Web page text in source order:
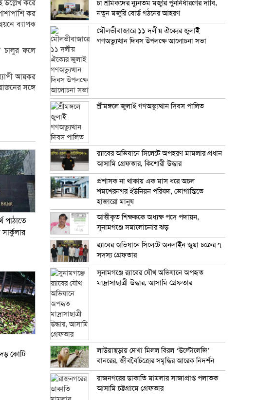
উল্লেখ করে
কর
ব্যাপক
চালুর ফলে
আয়কর
সঙ্গে
পাঠাতে
কোটি
চা শ্রমিকদের ন্যূনতম মজুরি পুনর্নির্ধারণের দাবি,
নতুন মজুরি বোর্ড গঠনের আহরণ
মৌলভীবাজারে ১১ দলীয় ঐক্যের জুলাই
গণঅভ্যুত্থান দিবস উপলক্ষে আলোচনা সভা
শ্রীমঙ্গলে জুলাই গণঅভ্যুত্থান দিবস পালিত
র‍্যাবের অভিযানে সিলেটে অপহরণ মামলার প্রধান
আসামি গ্রেফতার, কিশোরী উদ্ধার
প্রশাসক না থাকায় এক মাস ধরে অচল
শমশেরনগর ইউনিয়ন পরিষদ, ভোগান্তিতে
হাজারো মানুষ
আত্তীকৃত শিক্ষককে অধ্যক্ষ পদে পদায়ন,
সুনামগঞ্জে সমালোচনার ঝড়
র‍্যাবের অভিযানে সিলেটে অনলাইন জুয়া চক্রের ৭
সদস্য গ্রেফতার
সুনামগঞ্জে র‍্যাবের যৌথ অভিযানে অপহৃত
মাদ্রাসাছাত্রী উদ্ধার, আসামি গ্রেফতার
লাউয়াছড়ায় দেখা মিলল বিরল ‘উল্টোলেজি’
বানরের, জীববৈচিত্র্যের সমৃদ্ধির আরেক নিদর্শন
রাজনগরের ডাকাতি মামলার সাজাপ্রাপ্ত পলাতক
আসামি চট্টগ্রামে গ্রেফতার